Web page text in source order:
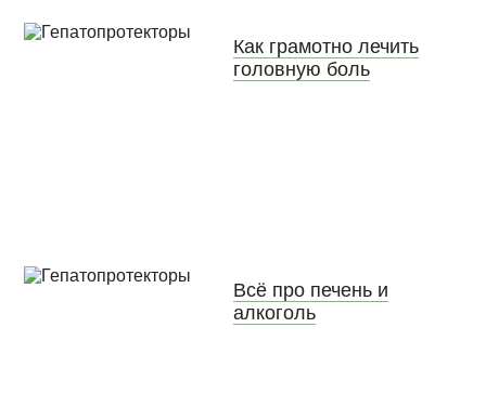
Как грамотно лечить
головную боль
Всё про печень и
алкоголь